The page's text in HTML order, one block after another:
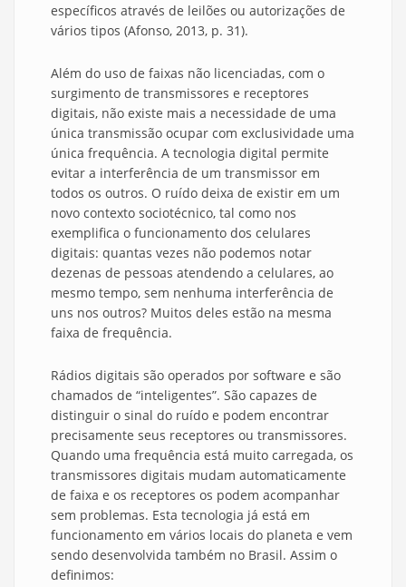
específicos através de leilões ou autorizações de
vários tipos (Afonso, 2013, p. 31).
Além do uso de faixas não licenciadas, com o
surgimento de transmissores e receptores
digitais, não existe mais a necessidade de uma
única transmissão ocupar com exclusividade uma
única frequência. A tecnologia digital permite
evitar a interferência de um transmissor em
todos os outros. O ruído deixa de existir em um
novo contexto sociotécnico, tal como nos
exemplifica o funcionamento dos celulares
digitais: quantas vezes não podemos notar
dezenas de pessoas atendendo a celulares, ao
mesmo tempo, sem nenhuma interferência de
uns nos outros? Muitos deles estão na mesma
faixa de frequência.
Rádios digitais são operados por software e são
chamados de “inteligentes”. São capazes de
distinguir o sinal do ruído e podem encontrar
precisamente seus receptores ou transmissores.
Quando uma frequência está muito carregada, os
transmissores digitais mudam automaticamente
de faixa e os receptores os podem acompanhar
sem problemas. Esta tecnologia já está em
funcionamento em vários locais do planeta e vem
sendo desenvolvida também no Brasil. Assim o
definimos: